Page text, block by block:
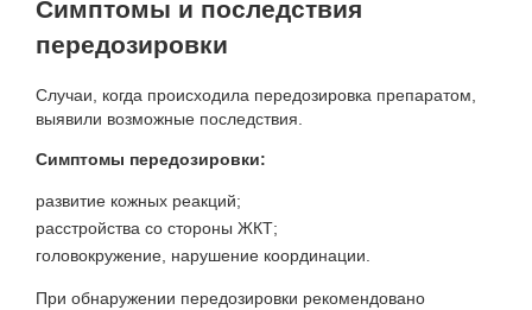
Симптомы и последствия
передозировки
Случаи, когда происходила передозировка препаратом,
выявили возможные последствия.
Симптомы передозировки:
развитие кожных реакций;
расстройства со стороны ЖКТ;
головокружение, нарушение координации.
При обнаружении передозировки рекомендовано